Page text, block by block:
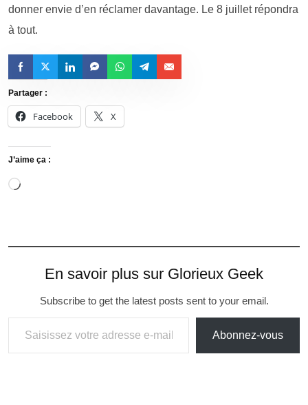
donner envie d’en réclamer davantage. Le 8 juillet répondra
à tout.
Partager :
Facebook X
J’aime ça :
En savoir plus sur Glorieux Geek
Subscribe to get the latest posts sent to your email.
Abonnez-vous